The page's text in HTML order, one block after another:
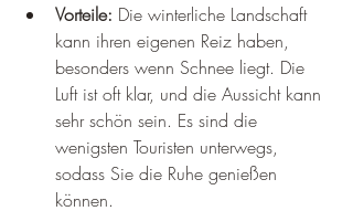
Vorteile: Die winterliche Landschaft
kann ihren eigenen Reiz haben,
besonders wenn Schnee liegt. Die
Luft ist oft klar, und die Aussicht kann
sehr schön sein. Es sind die
wenigsten Touristen unterwegs,
sodass Sie die Ruhe genießen
können.